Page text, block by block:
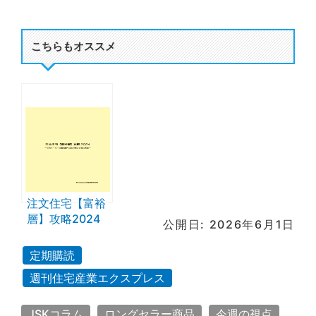
こちらもオススメ
注文住宅【富裕
層】攻略2024
公開日: 2026年6月1日
定期購読
週刊住宅産業エクスプレス